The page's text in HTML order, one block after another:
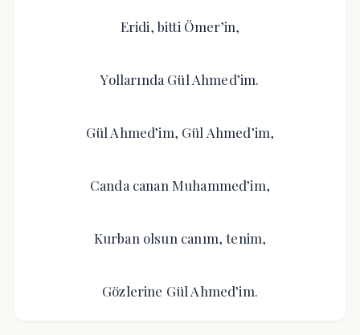
Eridi, bitti Ömer’in,
Yollarında Gül Ahmed’im.
Gül Ahmed’im, Gül Ahmed’im,
Canda canan Muhammed’im,
Kurban olsun canım, tenim,
Gözlerine Gül Ahmed’im.